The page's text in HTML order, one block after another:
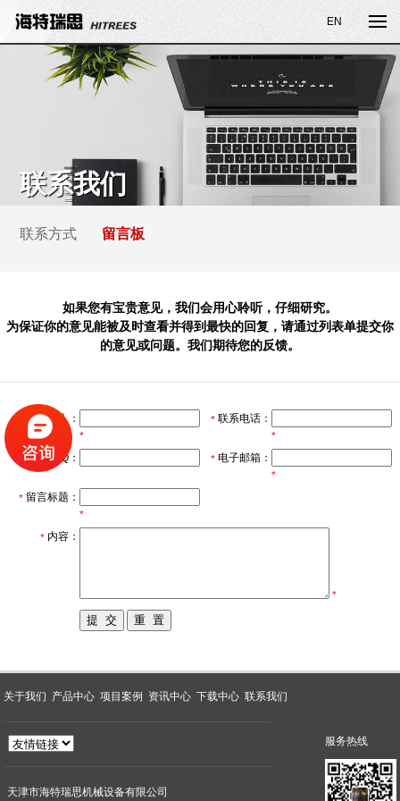
EN
联系我们
联系方式 留言板
如果您有宝贵意见，我们会用心聆听，仔细研究。
为保证你的意见能被及时查看并得到最快的回复，请通过列表单提交你
的意见或问题。我们期待您的反馈。
* 联系人：
*
* 联系电话：
*
QQ：
* 电子邮箱：
*
* 留言标题：
*
* 内容：
*
关于我们 产品中心 项目案例 资讯中心 下载中心 联系我们
服务热线
天津市海特瑞思机械设备有限公司